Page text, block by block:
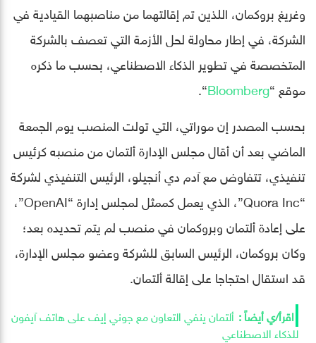
وغريغ بروكمان، اللذين تم إقالتهما من مناصبهما القيادية في
الشركة، في إطار محاولة لحل الأزمة التي تعصف بالشركة
المتخصصة في تطوير الذكاء الاصطناعي، بحسب ما ذكره
موقع “Bloomberg
“.
بحسب المصدر إن موراتي، التي تولت المنصب يوم الجمعة
الماضي بعد أن أقال مجلس الإدارة ألتمان من منصبه كرئيس
تنفيذي، تتفاوض مع آدم دي أنجيلو، الرئيس التنفيذي لشركة
“Quora Inc”، الذي يعمل كممثل لمجلس إدارة “OpenAI”،
على إعادة ألتمان وبروكمان في منصب لم يتم تحديده بعد؛
وكان بروكمان، الرئيس السابق للشركة وعضو مجلس الإدارة،
قد استقال احتجاجا على إقالة ألتمان.
ألتمان ينفي التعاون مع جوني إيف على هاتف آيفون
للذكاء الاصطناعي